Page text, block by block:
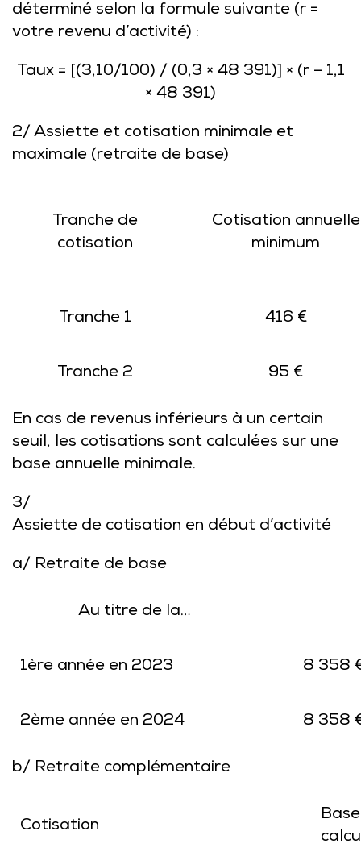
déterminé selon la formule suivante (r =
votre revenu d’activité) :
Taux = [(3,10/100) / (0,3 × 48 391)] × (r – 1,1
× 48 391)
2/ Assiette et cotisation minimale et
maximale (retraite de base)
Tranche de
cotisation
Cotisation annuelle
minimum
Tranche 1 416 €
Tranche 2 95 €
En cas de revenus inférieurs à un certain
seuil, les cotisations sont calculées sur une
base annuelle minimale.
3/
Assiette de cotisation en début d’activité
a/ Retraite de base
Au titre de la…
1ère année en 2023 8 358
2ème année en 2024 8 358
b/ Retraite complémentaire
Cotisation